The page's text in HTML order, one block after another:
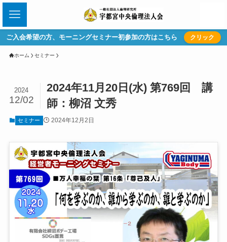
ご入会希望の方、モーニングセミナー初参加の方はこちら クリック
ホーム セミナー
2024年11月20日(水) 第769回 講
師：柳沼 文秀
2024
12/02
セミナー 2024年12月2日